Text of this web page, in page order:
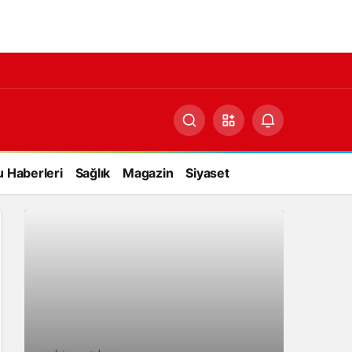
Haberleri Sağlık Magazin Siyaset